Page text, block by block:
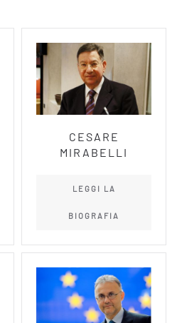
CESARE
MIRABELLI
LEGGI LA
BIOGRAFIA